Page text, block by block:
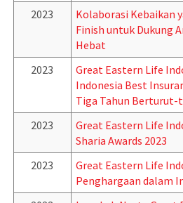
2023
Kolaborasi Kebaikan
Finish untuk Dukung
Hebat
2023
Great Eastern Life
Indonesia Best
Tiga Tahun
2023
Great Eastern Life
Sharia Awards 2023
2023
Great Eastern Life
Penghargaan dalam